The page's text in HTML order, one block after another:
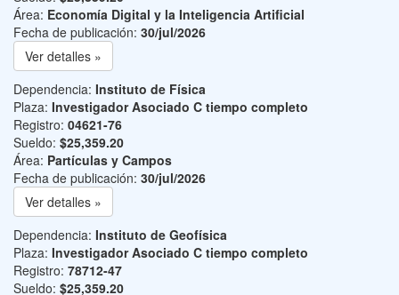
Área: Economía Digital y la Inteligencia Artificial
Fecha de publicación: 30/jul/2026
Ver detalles »
Dependencia: Instituto de Física
Plaza: Investigador Asociado C tiempo completo
Registro: 04621-76
Sueldo: $25,359.20
Área: Partículas y Campos
Fecha de publicación: 30/jul/2026
Ver detalles »
Dependencia: Instituto de Geofísica
Plaza: Investigador Asociado C tiempo completo
Registro: 78712-47
Sueldo: $25,359.20